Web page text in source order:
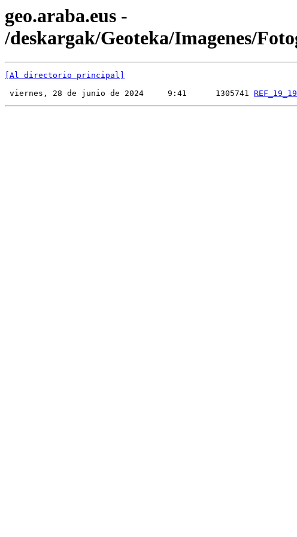
geo.araba.eus -
/deskargak/Geoteka/Imagenes/
[Al directorio principal]
viernes, 28 de junio de 2024     9:41      1305741